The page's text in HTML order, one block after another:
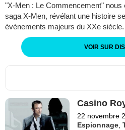
"X-Men : Le Commencement" nous
saga X-Men, révélant une histoire
événements majeurs du XXe siècle.
VOIR SUR
Casino
22 novembre
Espionnage ,